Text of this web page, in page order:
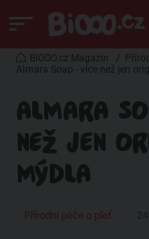
BiOOO.cz Magazin /
Almara Soap - více než jen
ALMARA
NEŽ JEN
MÝDLA
Přírodní péče o pleť